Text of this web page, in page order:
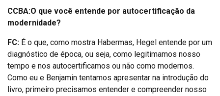
CCBA:O que você entende por autocertificação da
modernidade?
FC: É o que, como mostra Habermas, Hegel entende por um
diagnóstico de época, ou seja, como legitimamos nosso
tempo e nos autocertificamos ou não como modernos.
Como eu e Benjamin tentamos apresentar na introdução do
livro, primeiro precisamos entender e compreender nosso